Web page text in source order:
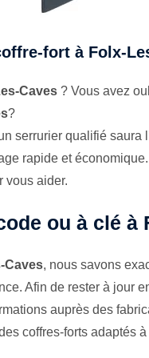
fort à Folx-
Caves ? Vous avez
?
serrurier qualifié saura
rapide et
vous aider.
ou à clé à
Caves, nous savons
Afin de rester à jour
auprès des
coffres-forts adaptés